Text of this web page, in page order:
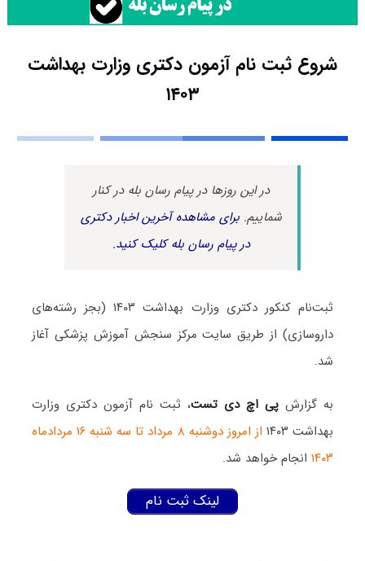
شروع ثبت نام آزمون دکتری وزارت بهداشت
۱۴۰۳
در این روزها در پیام رسان بله در کنار
شماییم.برای مشاهده آخرین اخبار دکتری
در پیام رسان بله کلیک کنید.
ثبت‌نام کنکور دکتری وزارت بهداشت ۱۴۰۳ (بجز رشته‌های
داروسازی) از طریق سایت مرکز سنجش آموزش پزشکی آغاز
شد.
به گزارش پی اچ دی تست، ثبت نام آزمون دکتری وزارت
بهداشت ۱۴۰۳
از امروز دوشنبه ۸ مرداد تا سه شنبه ۱۶ مردادماه
۱۴۰۳انجام خواهد شد.
لینک ثبت نام